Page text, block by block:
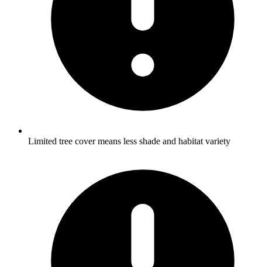
Limited tree cover means less shade and habitat variety